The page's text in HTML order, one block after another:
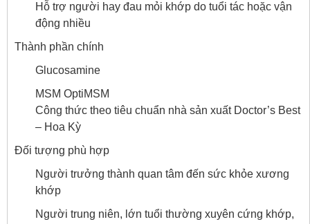
Hỗ trợ người hay đau mỏi khớp do tuổi tác hoặc vận
động nhiều
Thành phần chính
Glucosamine
MSM OptiMSM
Công thức theo tiêu chuẩn nhà sản xuất Doctor’s Best
– Hoa Kỳ
Đối tượng phù hợp
Người trưởng thành quan tâm đến sức khỏe xương
khớp
Người trung niên, lớn tuổi thường xuyên cứng khớp,